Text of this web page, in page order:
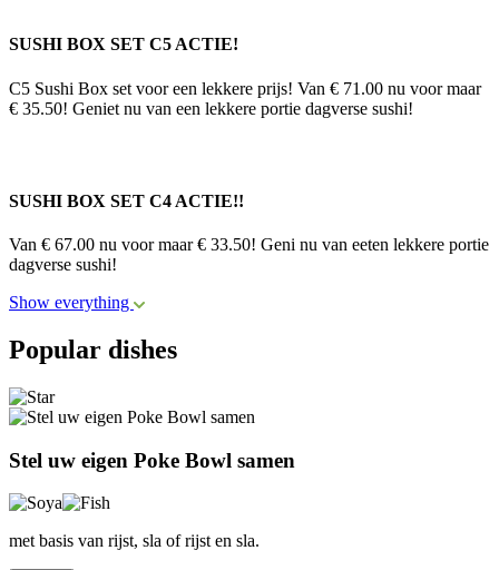
SUSHI BOX SET C5 ACTIE!
C5 Sushi Box set voor een lekkere prijs! Van € 71.00 nu voor maar
€ 35.50! Geniet nu van een lekkere portie dagverse sushi!
SUSHI BOX SET C4 ACTIE!!
Van € 67.00 nu voor maar € 33.50! Geni nu van eeten lekkere portie
dagverse sushi!
Show everything
Popular dishes
Stel uw eigen Poke Bowl samen
met basis van rijst, sla of rijst en sla.